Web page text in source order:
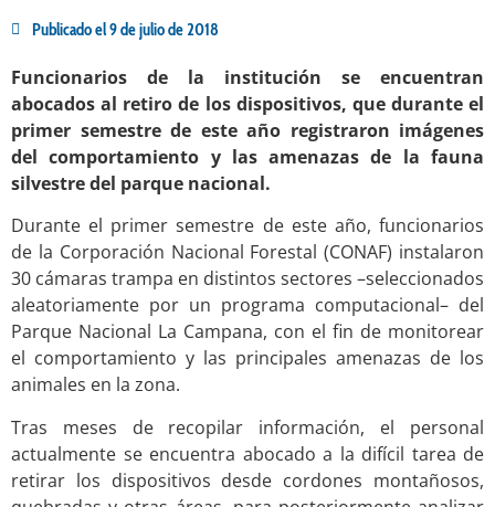
Publicado el9 de julio de 2018
Funcionarios de la institución se encuentran
abocados al retiro de los dispositivos, que durante el
primer semestre de este año registraron imágenes
del comportamiento y las amenazas de la fauna
silvestre del parque nacional.
Durante el primer semestre de este año, funcionarios
de la Corporación Nacional Forestal (CONAF) instalaron
30 cámaras trampa en distintos sectores –seleccionados
aleatoriamente por un programa computacional– del
Parque Nacional La Campana, con el fin de monitorear
el comportamiento y las principales amenazas de los
animales en la zona.
Tras meses de recopilar información, el personal
actualmente se encuentra abocado a la difícil tarea de
retirar los dispositivos desde cordones montañosos,